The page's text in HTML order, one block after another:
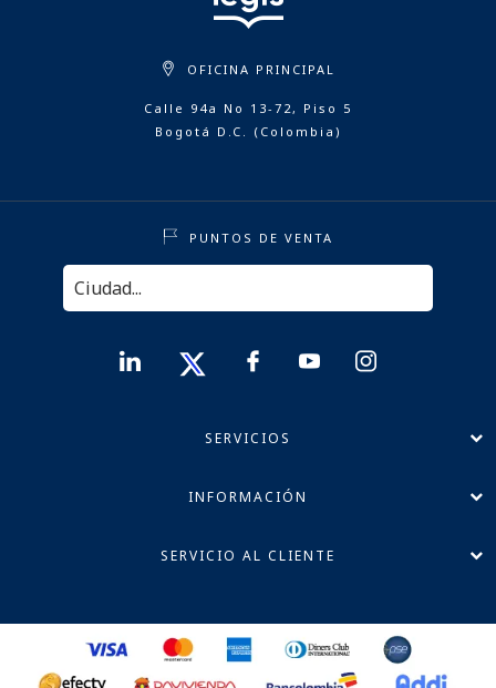
OFICINA PRINCIPAL
Calle 94a No 13-72, Piso 5
Bogotá D.C. (Colombia)
PUNTOS DE VENTA
SERVICIOS
INFORMACIÓN
SERVICIO AL CLIENTE